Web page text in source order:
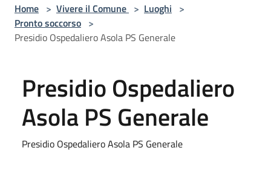
Home > Vivere il Comune > Luoghi >
Pronto soccorso >
Presidio Ospedaliero Asola PS Generale
Presidio Ospedaliero
Asola PS Generale
Presidio Ospedaliero Asola PS Generale